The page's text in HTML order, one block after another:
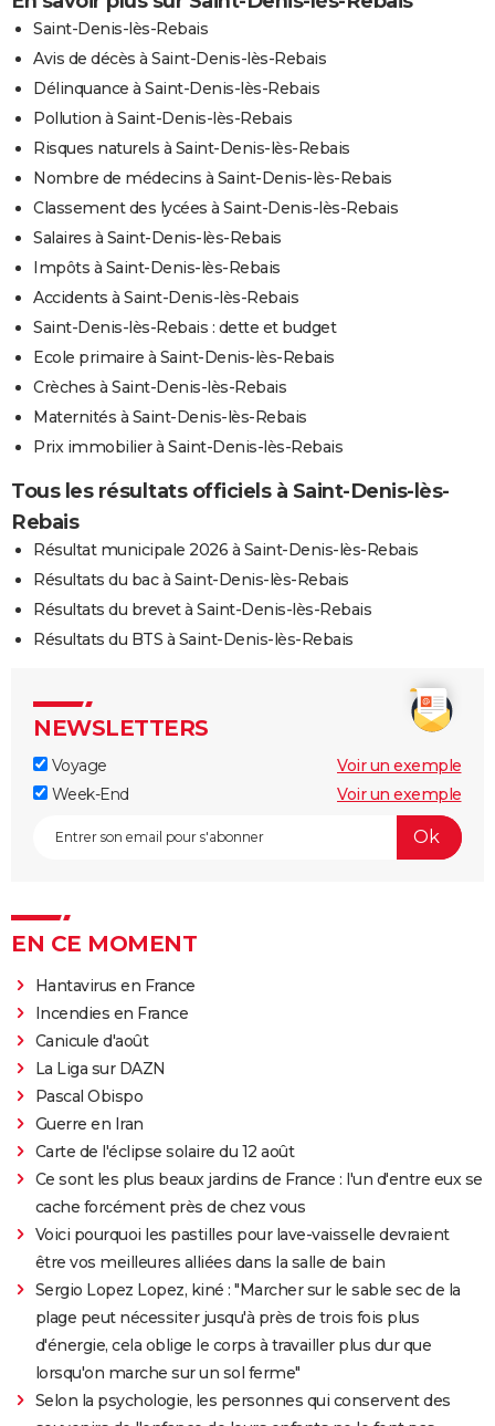
Saint-Denis-lès-Rebais
Avis de décès à Saint-Denis-lès-Rebais
Délinquance à Saint-Denis-lès-Rebais
Pollution à Saint-Denis-lès-Rebais
Risques naturels à Saint-Denis-lès-Rebais
Nombre de médecins à Saint-Denis-lès-Rebais
Classement des lycées à Saint-Denis-lès-Rebais
Salaires à Saint-Denis-lès-Rebais
Impôts à Saint-Denis-lès-Rebais
Accidents à Saint-Denis-lès-Rebais
Saint-Denis-lès-Rebais : dette et budget
Ecole primaire à Saint-Denis-lès-Rebais
Crèches à Saint-Denis-lès-Rebais
Maternités à Saint-Denis-lès-Rebais
Prix immobilier à Saint-Denis-lès-Rebais
Tous les résultats officiels à Saint-Denis-lès-
Rebais
Résultat municipale 2026 à Saint-Denis-lès-Rebais
Résultats du bac à Saint-Denis-lès-Rebais
Résultats du brevet à Saint-Denis-lès-Rebais
Résultats du BTS à Saint-Denis-lès-Rebais
NEWSLETTERS
Voyage
Voir un exemple
Week-End
Voir un exemple
EN CE MOMENT
Hantavirus en France
Incendies en France
Canicule d'août
La Liga sur DAZN
Pascal Obispo
Guerre en Iran
Carte de l'éclipse solaire du 12 août
Ce sont les plus beaux jardins de France : l'un d'entre eux se
cache forcément près de chez vous
Voici pourquoi les pastilles pour lave-vaisselle devraient
être vos meilleures alliées dans la salle de bain
Sergio Lopez Lopez, kiné : "Marcher sur le sable sec de la
plage peut nécessiter jusqu'à près de trois fois plus
d'énergie, cela oblige le corps à travailler plus dur que
lorsqu'on marche sur un sol ferme"
Selon la psychologie, les personnes qui conservent des